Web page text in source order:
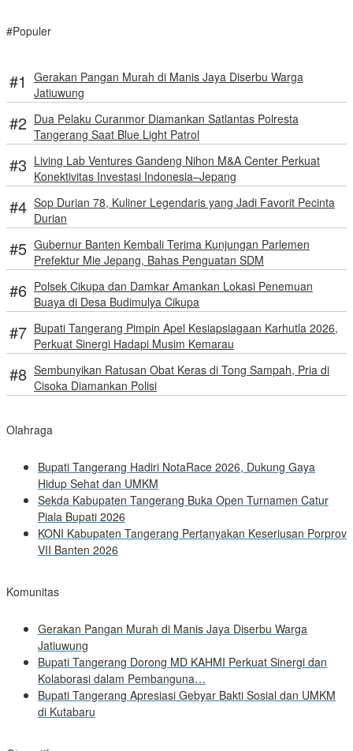
#Populer
Gerakan Pangan Murah di Manis Jaya Diserbu Warga
Jatiuwung
Dua Pelaku Curanmor Diamankan Satlantas Polresta
Tangerang Saat Blue Light Patrol
Living Lab Ventures Gandeng Nihon M&A Center Perkuat
Konektivitas Investasi Indonesia–Jepang
Sop Durian 78, Kuliner Legendaris yang Jadi Favorit Pecinta
Durian
Gubernur Banten Kembali Terima Kunjungan Parlemen
Prefektur Mie Jepang, Bahas Penguatan SDM
Polsek Cikupa dan Damkar Amankan Lokasi Penemuan
Buaya di Desa Budimulya Cikupa
Bupati Tangerang Pimpin Apel Kesiapsiagaan Karhutla 2026,
Perkuat Sinergi Hadapi Musim Kemarau
Sembunyikan Ratusan Obat Keras di Tong Sampah, Pria di
Cisoka Diamankan Polisi
Olahraga
Bupati Tangerang Hadiri NotaRace 2026, Dukung Gaya
Hidup Sehat dan UMKM
Sekda Kabupaten Tangerang Buka Open Turnamen Catur
Piala Bupati 2026
KONI Kabupaten Tangerang Pertanyakan Keseriusan Porprov
VII Banten 2026
Komunitas
Gerakan Pangan Murah di Manis Jaya Diserbu Warga
Jatiuwung
Bupati Tangerang Dorong MD KAHMI Perkuat Sinergi dan
Kolaborasi dalam Pembanguna…
Bupati Tangerang Apresiasi Gebyar Bakti Sosial dan UMKM
di Kutabaru